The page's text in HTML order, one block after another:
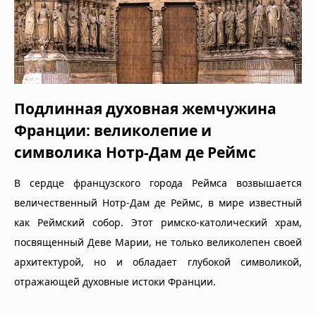
Подлинная духовная жемчужина
Франции: великолепие и
символика Нотр-Дам де Реймс
В сердце французского города Реймса возвышается
величественный Нотр-Дам де Реймс, в мире известный
как Реймский собор. Этот римско-католический храм,
посвященный Деве Марии, не только великолепен своей
архитектурой, но и обладает глубокой символикой,
отражающей духовные истоки Франции.